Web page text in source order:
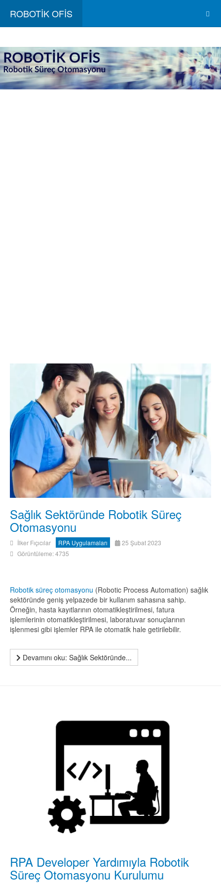
ROBOTİK OFİS
Sağlık Sektöründe Robotik Süreç
Otomasyonu
İlker Fıçıcılar RPA Uygulamaları
25 Şubat 2023
Görüntüleme: 4735
Robotik süreç otomasyonu (Robotic Process Automation) sağlık
sektöründe geniş yelpazede bir kullanım sahasına sahip.
Örneğin, hasta kayıtlarının otomatikleştirilmesi, fatura
işlemlerinin otomatikleştirilmesi, laboratuvar sonuçlarının
işlenmesi gibi işlemler RPA ile otomatik hale getirilebilir.
Devamını oku: Sağlık Sektöründe...
RPA Developer Yardımıyla Robotik
Süreç Otomasyonu Kurulumu